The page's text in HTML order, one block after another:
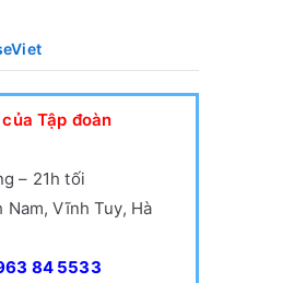
Tập đoàn
– 21h tối
Nam, Vĩnh Tuy, Hà
84 5533